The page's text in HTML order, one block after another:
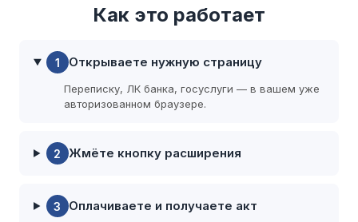
Как это работает
1 Открываете нужную страницу
Переписку, ЛК банка, госуслуги — в вашем уже
авторизованном браузере.
2 Жмёте кнопку расширения
3 Оплачиваете и получаете акт